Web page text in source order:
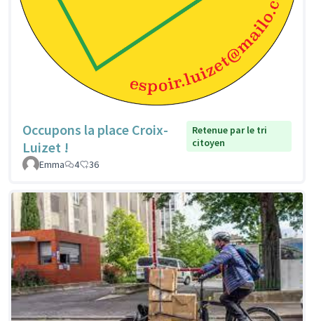
Occupons la place Croix-
Luizet !
Retenue par le tri
citoyen
Emma
4 36